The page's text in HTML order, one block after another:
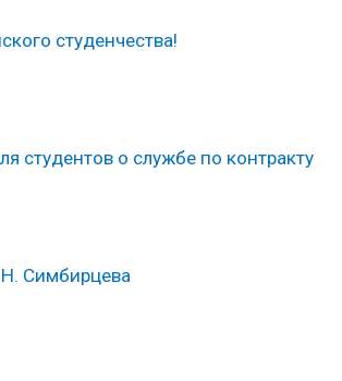
студенчества!
студентов о службе по контракту
Симбирцева